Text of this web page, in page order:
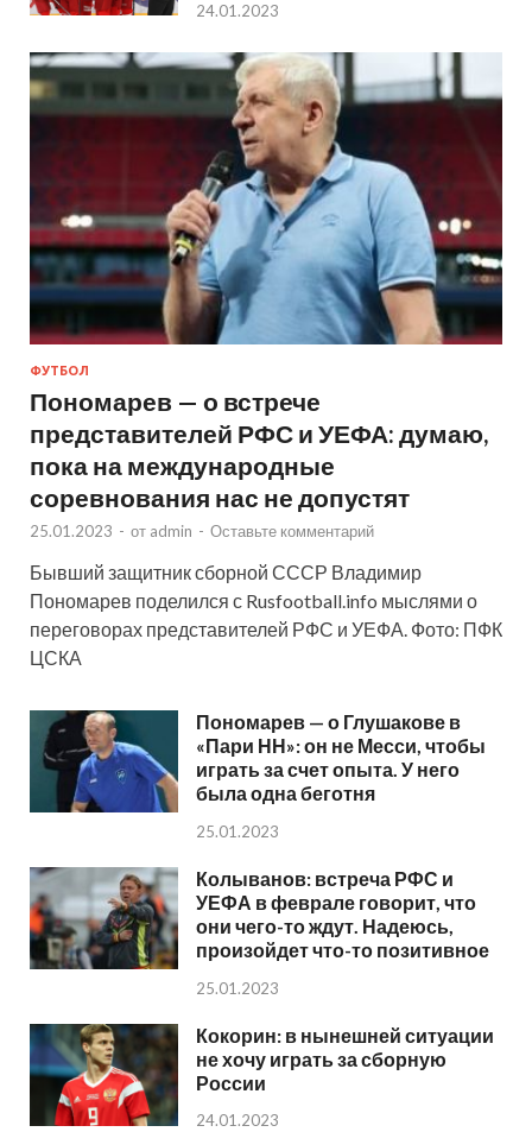
24.01.2023
ФУТБОЛ
Пономарев — о встрече
представителей РФС и УЕФА: думаю,
пока на международные
соревнования нас не допустят
25.01.2023 - от admin - Оставьте комментарий
Бывший защитник сборной СССР Владимир
Пономарев поделился с Rusfootball.info мыслями о
переговорах представителей РФС и УЕФА. Фото: ПФК
ЦСКА
Пономарев — о Глушакове в
«Пари НН»: он не Месси, чтобы
играть за счет опыта. У него
была одна беготня
25.01.2023
Колыванов: встреча РФС и
УЕФА в феврале говорит, что
они чего-то ждут. Надеюсь,
произойдет что-то позитивное
25.01.2023
Кокорин: в нынешней ситуации
не хочу играть за сборную
России
24.01.2023